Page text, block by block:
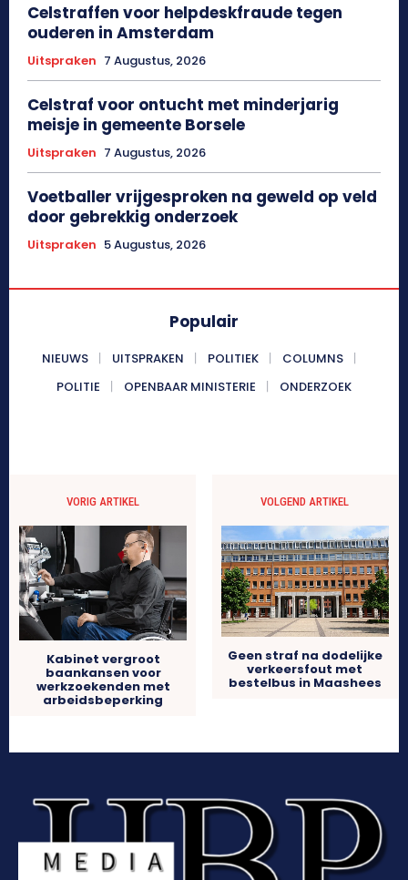
Celstraffen voor helpdeskfraude tegen
ouderen in Amsterdam
Uitspraken 7 Augustus, 2026
Celstraf voor ontucht met minderjarig
meisje in gemeente Borsele
Uitspraken 7 Augustus, 2026
Voetballer vrijgesproken na geweld op veld
door gebrekkig onderzoek
Uitspraken 5 Augustus, 2026
Populair
NIEUWS UITSPRAKEN POLITIEK
COLUMNS
POLITIE
OPENBAAR MINISTERIE ONDERZOEK
VORIG ARTIKEL
Kabinet vergroot
baankansen voor
werkzoekenden met
arbeidsbeperking
VOLGEND ARTIKEL
Geen straf na dodelijke
verkeersfout met
bestelbus in Maashees